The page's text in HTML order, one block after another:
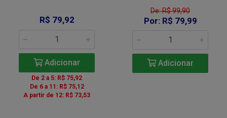
R$ 79,92
Adicionar
De 2 a 5: R$ 75,92
De 6 a 11: R$ 75,12
A partir de 12: R$ 73,53
De: R$ 99,90
Por: R$ 79,99
Adicionar